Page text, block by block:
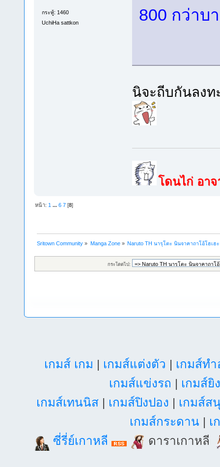
กระทู้: 1460
UchiHa sattkon
800 กว่าบ
นิจะถีบกันลงท
โดนไก่ อา
หน้า: 1 ...6 7 [8]
Sritown Community » Manga Zone» Naruto TH นารุโตะ นินจาคาถาโอ้โฮเฮ
กระโดดไป:
เกมส์ เกม | เกมส์แต่งตัว | เกมส์ท
เกมส์แข่งรถ | เกมส์ยิ
เกมส์เทนนิส| เกมส์ปิงปอง | เกมส์ส
เกมส์กระดาน | เ
ซี่รี่ย์เกาหลี
ดาราเกาหลี